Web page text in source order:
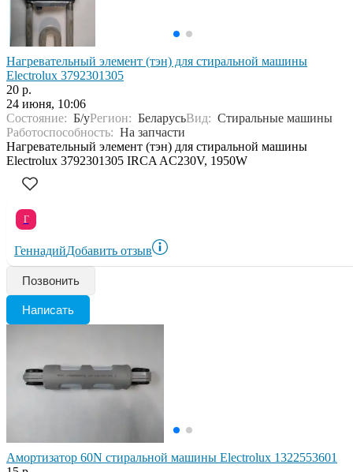
Нагревательный элемент (тэн) для стиральной машины
Electrolux 3792301305
20 р.
24 июня, 10:06
Состояние: Б/уРегион: БеларусьВид: Стиральные машины
Работоспособность: На запчасти
Нагревательный элемент (тэн) для стиральной машины
Electrolux 3792301305 IRCA AC230V, 1950W
Г
ГеннадийДобавить отзыв
Позвонить
Написать
Амортизатор 60N стиральной машины Electrolux 1322553601